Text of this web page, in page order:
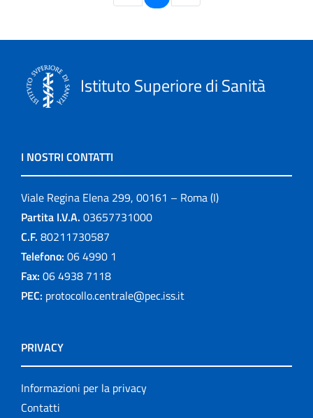
Istituto Superiore di Sanità
I NOSTRI CONTATTI
Viale Regina Elena 299, 00161 – Roma (I)
Partita I.V.A. 03657731000
C.F. 80211730587
Telefono: 06 4990 1
Fax: 06 4938 7118
PEC: protocollo.centrale@pec.iss.it
PRIVACY
Informazioni per la privacy
Contatti